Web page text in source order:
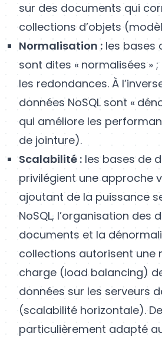
sur des documents qui
collections d’objets
Normalisation : les bases
sont dites « normalisées »
les redondances. À
données NoSQL sont «
qui améliore les
de jointure).
Scalabilité : les bases de
privilégient une approche
ajoutant de la puissance
NoSQL, l’organisation des
documents et la
collections autorisent une
charge (load balancing)
données sur les serveurs
(scalabilité horizontale).
particulièrement adapté